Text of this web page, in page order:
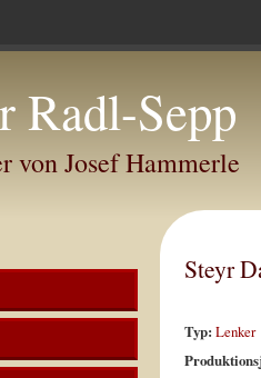
Radl-Sepp
von Josef Hammerle
Steyr
Typ: Lenker